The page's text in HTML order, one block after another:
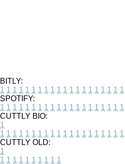
BITLY:
1 1 1 1 1 1 1 1 1 1 1 1 1 1 1 1 1 1 1 1
SPOTIFY:
1 1 1 1 1 1 1 1 1 1 1 1 1 1 1 1 1 1 1 1
CUTTLY BIO:
1
1 1 1 1 1 1 1 1 1 1 1 1 1 1 1 1 1 1 1 1
CUTTLY OLD:
1
1 1 1 1 1 1 1 1 1 1